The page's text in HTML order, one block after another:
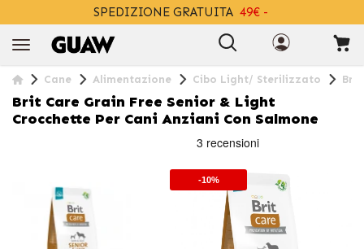
SPEDIZIONE GRATUITA 49€ -
Cane Alimentazione Cibo Light/ Sterilizzato Brit
Brit Care Grain Free Senior & Light
Crocchette Per Cani Anziani Con Salmone
-10%